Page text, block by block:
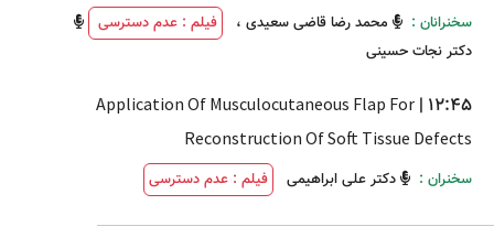
سخنرانان :
محمد رضا قاضی سعیدی ،
فیلم : عدم دسترسی
دکتر نجات حسینی
12:45
|
Application Of Musculocutaneous Flap For
Reconstruction Of Soft Tissue Defects
سخنران :
دکتر علی ابراهیمی فیلم : عدم دسترسی